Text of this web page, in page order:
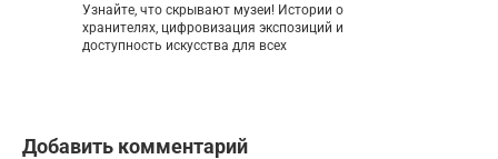
Узнайте, что скрывают музеи! Истории о
хранителях, цифровизация экспозиций и
доступность искусства для всех
Добавить комментарий